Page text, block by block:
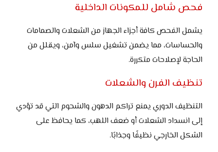
فحص شامل للمكونات الداخلية
يشمل الفحص كافة أجزاء الجهاز من الشعلات والصمامات
والحساسات، مما يضمن تشغيل سلس وآمن، ويقلل من
الحاجة لإصلاحات متكررة.
تنظيف الفرن والشعلات
التنظيف الدوري يمنع تراكم الدهون والشحوم التي قد تؤدي
إلى انسداد الشعلات أو ضعف اللهب، كما يحافظ على
الشكل الخارجي نظيفًا وجذابًا.